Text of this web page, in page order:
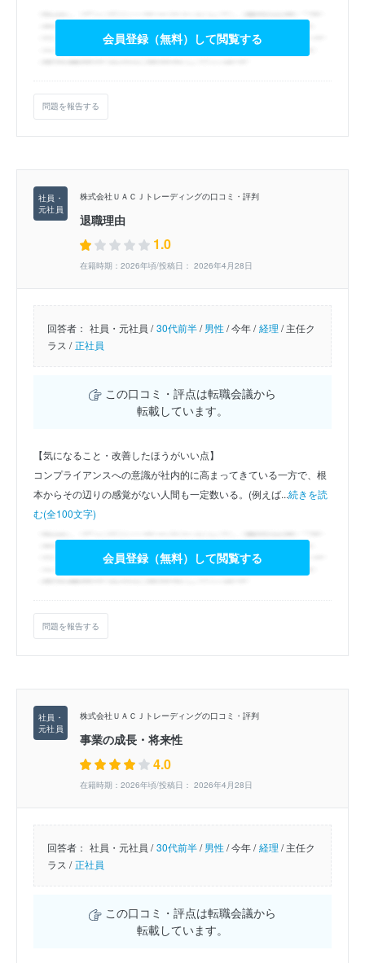
会員登録（無料）して閲覧する
問題を報告する
株式会社ＵＡＣＪトレーディングの口コミ・評判
退職理由
1.0
在籍時期：2026年頃/投稿日： 2026年4月28日
回答者： 社員・元社員 / 30代前半/男性/今年 / 経理 /主任ク
ラス / 正社員
この口コミ・評点は転職会議から
転載しています。
【気になること・改善したほうがいい点】
コンプライアンスへの意識が社内的に高まってきている一方で、根
本からその辺りの感覚がない人間も一定数いる。(例えば...続きを読
む(全100文字)
会員登録（無料）して閲覧する
問題を報告する
株式会社ＵＡＣＪトレーディングの口コミ・評判
事業の成長・将来性
4.0
在籍時期：2026年頃/投稿日： 2026年4月28日
回答者： 社員・元社員 / 30代前半/男性/今年 / 経理 /主任ク
ラス / 正社員
この口コミ・評点は転職会議から
転載しています。